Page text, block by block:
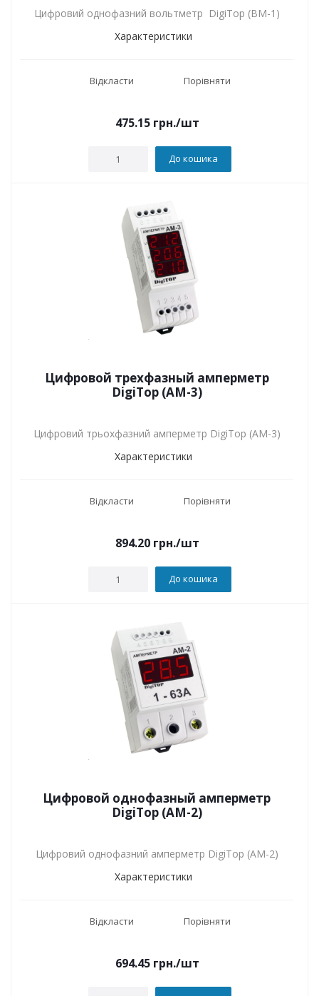
Цифровий однофазний вольтметр DigiTop (ВМ-1)
Характеристики
Відкласти Порівняти
475.15грн./шт
До кошика
Цифровой трехфазный амперметр
DigiTop (АМ-3)
Цифровий трьохфазний амперметр DigiTop (АМ-3)
Характеристики
Відкласти Порівняти
894.20грн./шт
До кошика
Цифровой однофазный амперметр
DigiTop (АМ-2)
Цифровий однофазний амперметр DigiTop (АМ-2)
Характеристики
Відкласти Порівняти
694.45грн./шт